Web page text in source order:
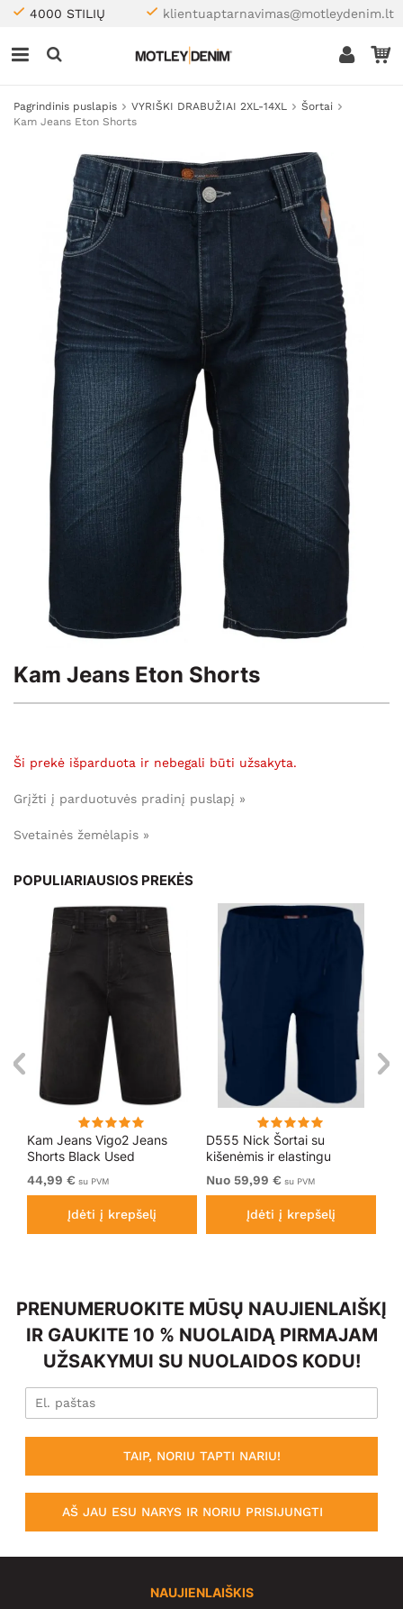
4000 STILIŲ klientuaptarnavimas@motleydenim.lt
Pagrindinis puslapis VYRIŠKI DRABUŽIAI 2XL-14XL
Šortai
Kam Jeans Eton Shorts
Kam Jeans Eton Shorts
Ši prekė išparduota ir nebegali būti užsakyta.
Grįžti į parduotuvės pradinį puslapį »
Svetainės žemėlapis »
POPULIARIAUSIOS PREKĖS
Kam Jeans Vigo2 Jeans
Shorts Black Used
44,99 € su PVM
Įdėti į krepšelį
D555 Nick Šortai su
kišenėmis ir elastingu
juosmeniu Tamsiai mėlyni
Nuo 59,99 € su PVM
Įdėti į krepšelį
PRENUMERUOKITE MŪSŲ NAUJIENLAIŠKĮ
IR GAUKITE 10 % NUOLAIDĄ PIRMAJAM
UŽSAKYMUI SU NUOLAIDOS KODU!
TAIP, NORIU TAPTI NARIU!
AŠ JAU ESU NARYS IR NORIU PRISIJUNGTI
NAUJIENLAIŠKIS